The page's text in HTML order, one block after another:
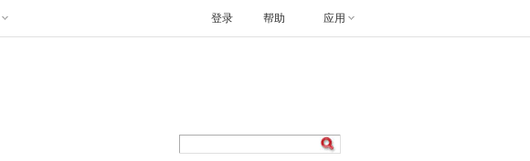
帮助 应用
登录